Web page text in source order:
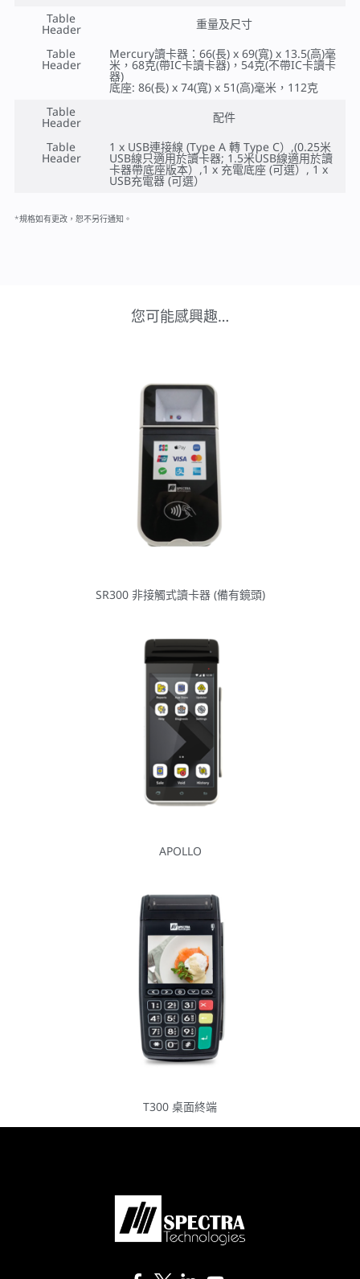
Table
Header
重量及尺寸
Table
Header
Mercury讀卡器：66(長) x 69(寬) x 13.5(高)毫
米，68克(帶IC卡讀卡器)，54克(不帶IC卡讀卡
器)
底座: 86(長) x 74(寬) x 51(高)毫米，112克
Table
Header
配件
Table
Header
1 x USB連接線 (Type A 轉 Type C）,(0.25米
USB線只適用於讀卡器; 1.5米USB線適用於讀
卡器帶底座版本）,1 x 充電底座 (可選）, 1 x
USB充電器 (可選）
*規格如有更改，恕不另行通知。
您可能感興趣…
SR300 非接觸式讀卡器 (備有鏡頭)
APOLLO
T300 桌面終端